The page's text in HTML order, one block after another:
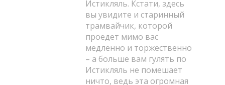
Истикляль. Кстати, здесь
вы увидите и старинный
трамвайчик, которой
проедет мимо вас
медленно и торжественно
– а больше вам гулять по
Истикляль не помешает
ничто, ведь эта огромная